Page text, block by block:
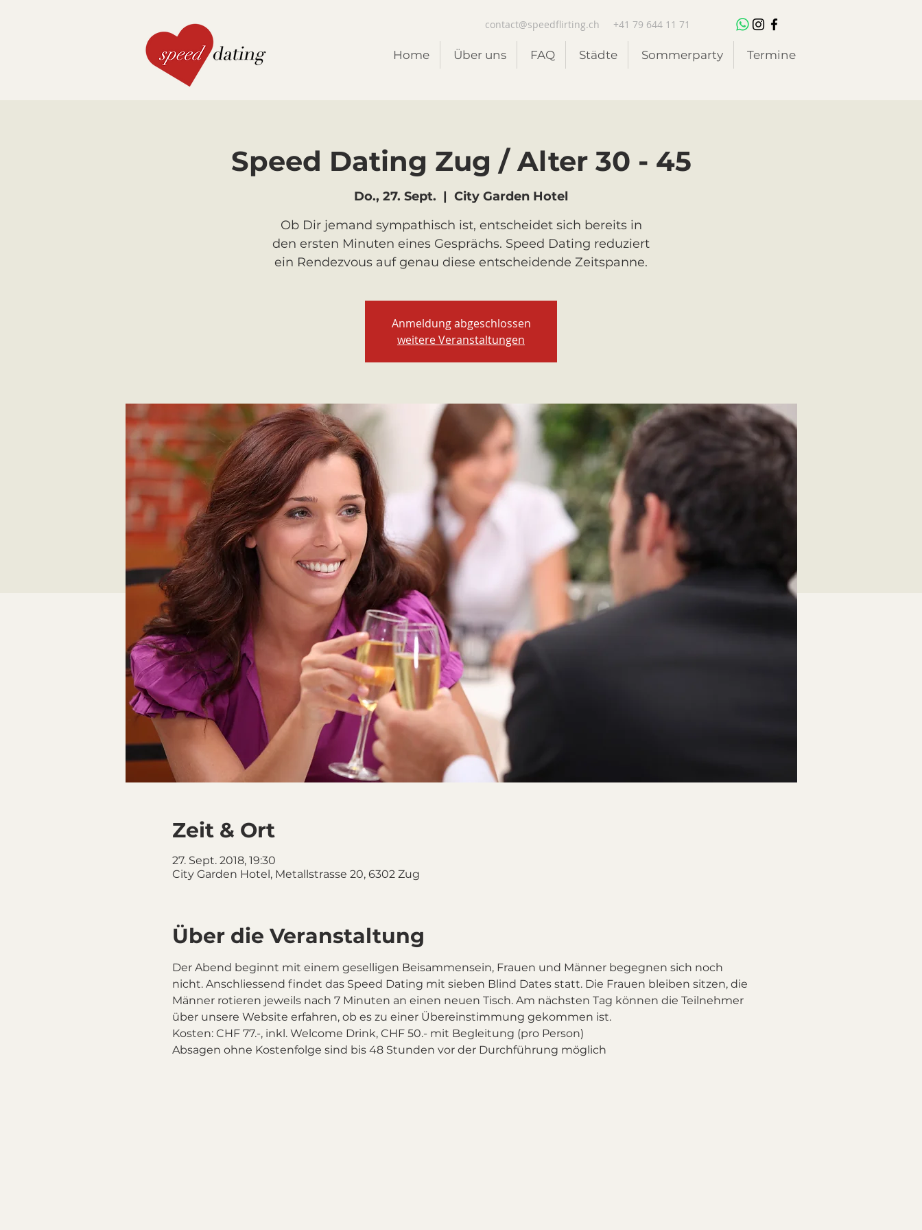
contact@speedflirting.ch +41 79 644 11 71
Home Über uns FAQ Städte Sommerparty Termine
Speed Dating Zug / Alter 30 - 45
Do., 27. Sept.
  |
City Garden Hotel
Ob Dir jemand sympathisch ist, entscheidet sich bereits in
den ersten Minuten eines Gesprächs. Speed Dating reduziert
ein Rendezvous auf genau diese entscheidende Zeitspanne.
Anmeldung abgeschlossen
weitere Veranstaltungen
Zeit & Ort
27. Sept. 2018, 19:30
City Garden Hotel, Metallstrasse 20, 6302 Zug
Über die Veranstaltung
Der Abend beginnt mit einem geselligen Beisammensein, Frauen und Männer begegnen sich noch
nicht. Anschliessend findet das Speed Dating mit sieben Blind Dates statt. Die Frauen bleiben sitzen, die
Männer rotieren jeweils nach 7 Minuten an einen neuen Tisch. Am nächsten Tag können die Teilnehmer
über unsere Website erfahren, ob es zu einer Übereinstimmung gekommen ist.
Kosten: CHF 77.-, inkl. Welcome Drink, CHF 50.- mit Begleitung (pro Person)
Absagen ohne Kostenfolge sind bis 48 Stunden vor der Durchführung möglich